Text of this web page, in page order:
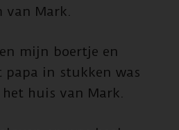
van Mark.
mijn boertje en
papa in stukken was
huis van Mark.